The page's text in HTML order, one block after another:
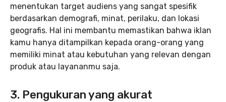
menentukan target audiens yang sangat spesifik
berdasarkan demografi, minat, perilaku, dan lokasi
geografis. Hal ini membantu memastikan bahwa iklan
kamu hanya ditampilkan kepada orang-orang yang
memiliki minat atau kebutuhan yang relevan dengan
produk atau layananmu saja.
3. Pengukuran yang akurat